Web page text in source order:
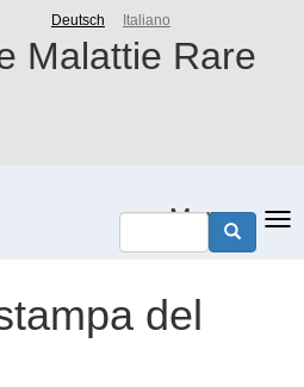
Deutsch Italiano
Malattie Rare
Menu
del